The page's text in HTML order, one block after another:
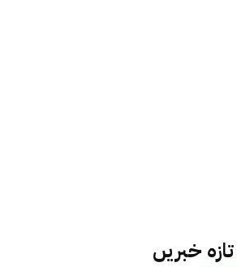
تازہ خبریں